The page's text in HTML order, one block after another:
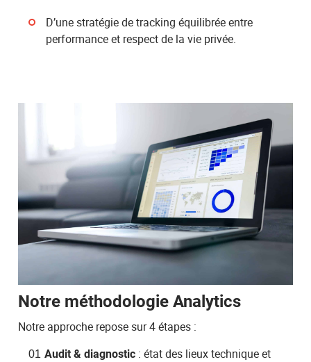
D’une stratégie de tracking équilibrée entre
performance et respect de la vie privée.
Notre méthodologie Analytics
Notre approche repose sur 4 étapes :
Audit & diagnostic : état des lieux technique et